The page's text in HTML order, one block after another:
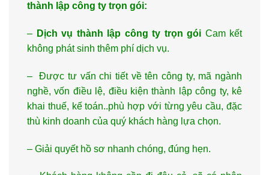
thành lập công ty trọn gói:
– Dịch vụ thành lập công ty trọn gói Cam kết
không phát sinh thêm phí dịch vụ.
– Được tư vấn chi tiết về tên công ty, mã ngành
nghề, vốn điều lệ, điều kiện thành lập công ty, kê
khai thuế, kế toán..phù hợp với từng yêu cầu, đặc
thù kinh doanh của quý khách hàng lựa chọn.
– Giải quyết hồ sơ nhanh chóng, đúng hẹn.